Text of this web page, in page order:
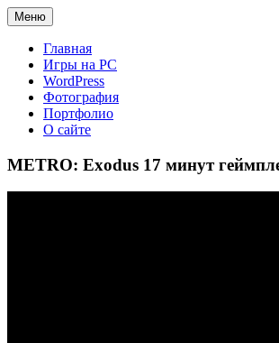
Меню
Главная
Игры на PC
WordPress
Фотография
Портфолио
О сайте
METRO: Exodus 17 минут